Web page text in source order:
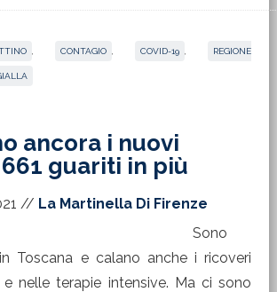
CONTAGIO COVID-19 REGIONE
ancora i nuovi
guariti in più
// La Martinella Di Firenze
Sono
Toscana e calano anche i ricoveri
nelle terapie intensive. Ma ci sono